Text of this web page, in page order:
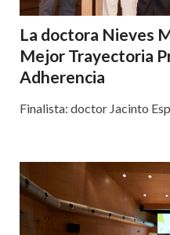
La doctora Nieves
Mejor Trayectoria
Adherencia
Finalista: doctor Jacinto